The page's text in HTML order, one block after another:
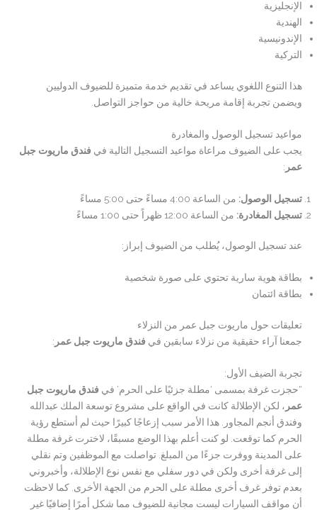
الإنجليزية
الهندية
الإندونيسية
التركية
هذا التنوع اللغوي يساعد في تقديم خدمة متميزة للضيوف الدوليين
ويضمن تجربة إقامة مريحة خالية من حواجز التواصل.
مواعيد تسجيل الوصول والمغادرة
يجب على الضيوف مراعاة مواعيد التسجيل التالية فيفندق ماريوت جبل
عمر :
تسجيل الوصول: من الساعة 4:00 مساءً حتى 5:00 مساءً
تسجيل المغادرة: من الساعة 12:00 ظهراً حتى 1:00 مساءً
عند تسجيل الوصول، يُطلب من الضيوف إبراز:
بطاقة هوية سارية تحتوي على صورة شخصية
بطاقة ائتمان
تعليقات حول ماريوت جبل عمر من النزلاء
جمعنا آراء حقيقية من نزلاء سابقين فيفندق ماريوت جبل عمر :
تجربة الضيف الأول:
“حجزت غرفة بمسمى ‘مطلة جزئيًا على الحرم’ فيفندق ماريوت جبل
عمر ، لكن الإطلالة كانت في الواقع على مشروع توسعة الملك عبدالله
وفندق أنجم المجاور. هذا الأمر سبب إزعاجًا كبيرًا حيث لم أستطع رؤية
الحرم كما توقعت. لو كنت أعلم بهذا الوضع مسبقًا، لاخترت غرفة مطلة
على المدينة ووفرت جزءًا من المبلغ. تواصلت مع الموظفين وتم نقلي
إلى غرفة أخرى ولكن في دور سفلي مع نفس نوع الإطلالة، وأخبروني
بعدم توفر غرف أخرى مطلة على الحرم من الجهة الأخرى. كما لاحظت
أن مواقف السيارات ليست مجانية للضيوف مما شكل أمرًا إضافيًا غير